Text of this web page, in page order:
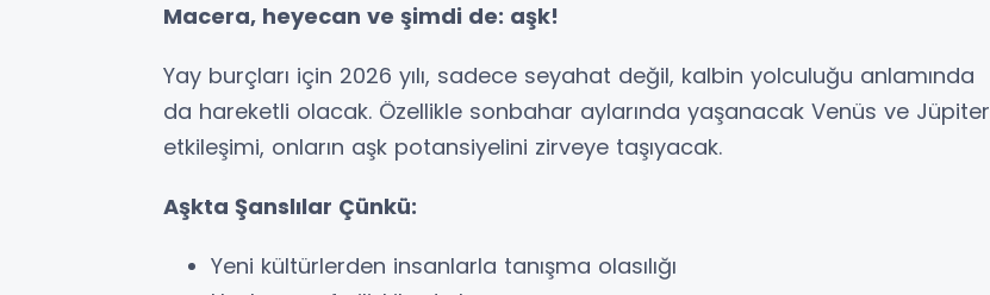
Macera, heyecan ve şimdi de: aşk!
Yay burçları için 2026 yılı, sadece seyahat değil, kalbin yolculuğu anlamında
da hareketli olacak. Özellikle sonbahar aylarında yaşanacak Venüs ve Jüpiter
etkileşimi, onların aşk potansiyelini zirveye taşıyacak.
Aşkta Şanslılar Çünkü:
Yeni kültürlerden insanlarla tanışma olasılığı